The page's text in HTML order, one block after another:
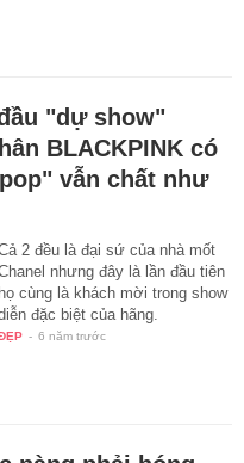
"dự show"
BLACKPINK có
vẫn chất như
2 đều là đại sứ của nhà mốt
nhưng đây là lần đầu tiên
họ cùng là khách mời trong show
đặc biệt của hãng.
- 6 năm trước